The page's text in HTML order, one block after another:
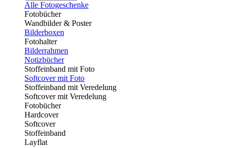
Alle Fotogeschenke
Fotobücher
Wandbilder & Poster
Bilderboxen
Fotohalter
Bilderrahmen
Notizbücher
Stoffeinband mit Foto
Softcover mit Foto
Stoffeinband mit Veredelung
Softcover mit Veredelung
Fotobücher
Hardcover
Softcover
Stoffeinband
Layflat